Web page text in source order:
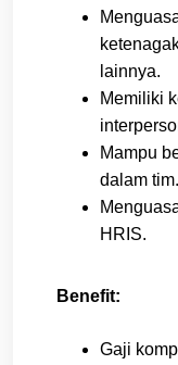
lainnya.
Memiliki
Mampu
dalam tim.
HRIS.
Benefit:
Gaji